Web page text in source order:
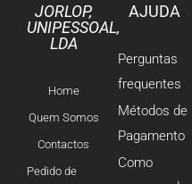
JORLOP,
UNIPESSOAL,
LDA
Home
Quem Somos
Contactos
Pedido de
AJUDA
Perguntas
frequentes
Métodos de
Pagamento
Como